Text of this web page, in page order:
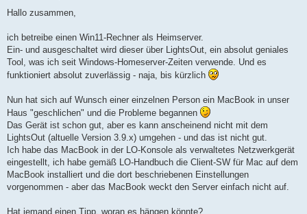
i
a
Hallo zusammen,
ich betreibe einen Win11-Rechner als Heimserver.
Ein- und ausgeschaltet wird dieser über LightsOut, ein absolut geniales
Tool, was ich seit Windows-Homeserver-Zeiten verwende. Und es
funktioniert absolut zuverlässig - naja, bis kürzlich
Nun hat sich auf Wunsch einer einzelnen Person ein MacBook in unser
Haus "geschlichen" und die Probleme begannen
Das Gerät ist schon gut, aber es kann anscheinend nicht mit dem
LightsOut (altuelle Version 3.9.x) umgehen - und das ist nicht gut.
Ich habe das MacBook in der LO-Konsole als verwaltetes Netzwerkgerät
eingestellt, ich habe gemäß LO-Handbuch die Client-SW für Mac auf dem
MacBook installiert und die dort beschriebenen Einstellungen
vorgenommen - aber das MacBook weckt den Server einfach nicht auf.
Hat jemand einen Tipp, woran es hängen könnte?